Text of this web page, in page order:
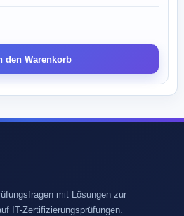
den Warenkorb
mit Lösungen zur
IT-Zertifizierungsprüfungen.